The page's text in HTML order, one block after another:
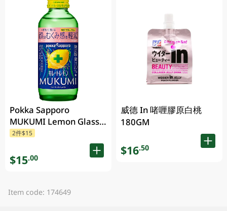
Pokka Sapporo
MUKUMI Lemon Glass
Single Bottle 155ML
2件$15
$15.00
威德 In 啫喱膠原白桃
180GM
$16.50
Item code: 174649